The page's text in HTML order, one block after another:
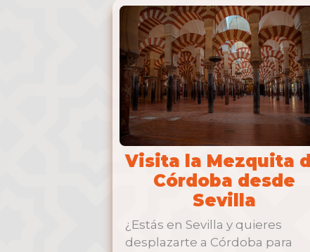
Visita la Mezquita
Córdoba desde
Sevilla
¿Estás en Sevilla y quieres
desplazarte a Córdoba para